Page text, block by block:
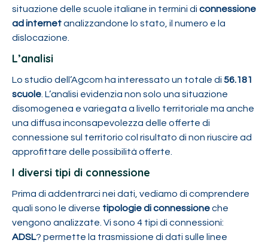
situazione delle scuole italiane in termini di connessione
ad internetanalizzandone lo stato, il numero e la
dislocazione.
L’analisi
Lo studio dell’Agcom ha interessato un totale di 56.181
scuole . L’analisi evidenzia non solo una situazione
disomogenea e variegata a livello territoriale ma anche
una diffusa inconsapevolezza delle offerte di
connessione sul territorio col risultato di non riuscire ad
approfittare delle possibilità offerte.
I diversi tipi di connessione
Prima di addentrarci nei dati, vediamo di comprendere
quali sono le diverse tipologie di connessioneche
vengono analizzate. Vi sono 4 tipi di connessioni:
ADSL? permette la trasmissione di dati sulle linee